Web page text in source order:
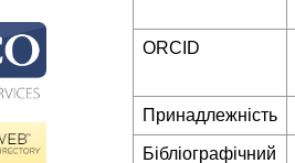
ORCID
Принадлежність
Бібліографічний